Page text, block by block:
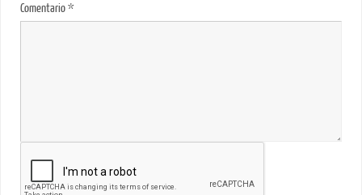
Comentario*